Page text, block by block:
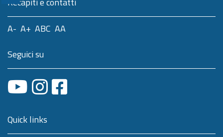
A- A+ ABC AA
Seguici su
Quick links